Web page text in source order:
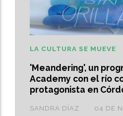
'Meandering', un
Academy con el río
protagonista en
SANDRA DÍAZ
LA CULTURA SE MUEVE
04 DE